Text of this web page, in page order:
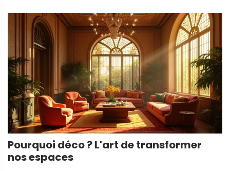
Pourquoi déco ? L'art de transformer
nos espaces